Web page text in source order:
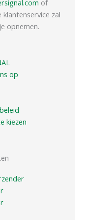
of
klantenservice zal
opnemen.
op
kiezen